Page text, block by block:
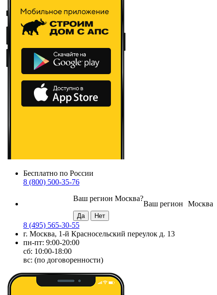
Бесплатно по России
8 (800) 500-35-76
Москва
Ваш регион
Ваш регион Москва?
8 (495) 565-30-55
г. Москва, 1-й Красносельский переулок д. 13
пн-пт: 9:00-20:00
сб: 10:00-18:00
вс: (по договоренности)